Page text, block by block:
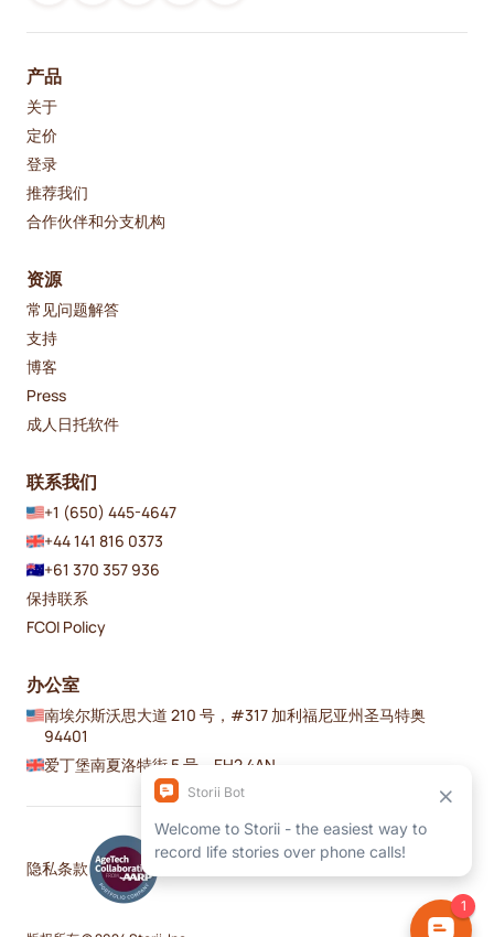
产品
关于
定价
登录
推荐我们
合作伙伴和分支机构
资源
常见问题解答
支持
博客
Press
成人日托软件
联系我们
+1 (650) 445-4647
+44 141 816 0373
+61 370 357 936
保持联系
FCOI Policy
办公室
南埃尔斯沃思大道 210 号，#317 加利福尼亚州圣马特奥
94401
爱丁堡南夏洛特街 5 号，EH2 4AN
隐私条款